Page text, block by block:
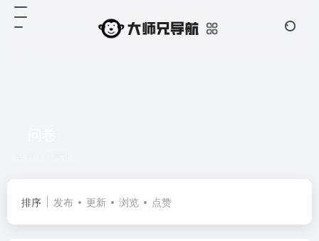
排序 发布 更新 浏览 点赞